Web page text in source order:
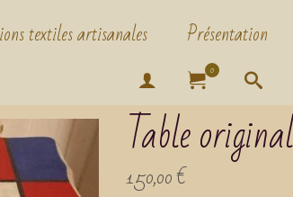
textiles artisanales Présentation
0
Table
150,00€